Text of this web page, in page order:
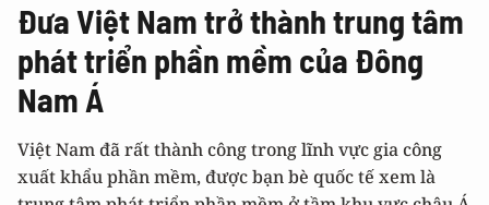
Đưa Việt Nam trở thành trung tâm
phát triển phần mềm của Đông
Nam Á
Việt Nam đã rất thành công trong lĩnh vực gia công
xuất khẩu phần mềm, được bạn bè quốc tế xem là